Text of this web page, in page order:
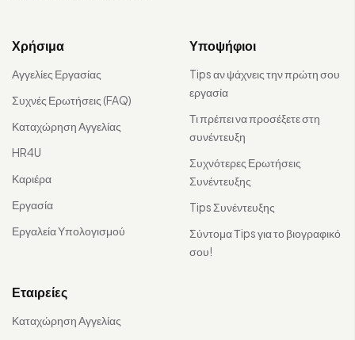
Χρήσιμα
Αγγελίες Εργασίας
Συχνές Ερωτήσεις (FAQ)
Καταχώρηση Αγγελίας
HR4U
Καριέρα
Εργασία
Εργαλεία Υπολογισμού
Υποψήφιοι
Tips αν ψάχνεις την πρώτη σου
εργασία
Τι πρέπει να προσέξετε στη
συνέντευξη
Συχνότερες Ερωτήσεις
Συνέντευξης
Tips Συνέντευξης
Σύντομα Τips για το βιογραφικό
σου!
Εταιρείες
Καταχώρηση Αγγελίας